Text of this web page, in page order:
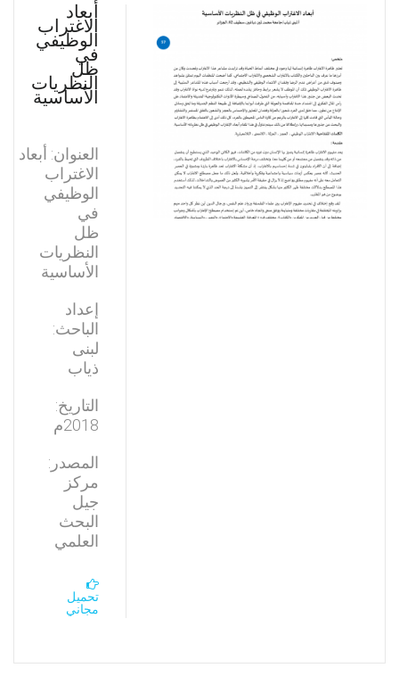
أبعاد
الاغتراب
الوظيفي
في
ظل
النظريات
الأساسية
العنوان: أبعاد
الاغتراب
الوظيفي
في
ظل
النظريات
الأساسية
إعداد
الباحث:
لبنى
ذياب
التاريخ:
2018م
المصدر:
مركز
جيل
البحث
العلمي
تحميل
مجاني